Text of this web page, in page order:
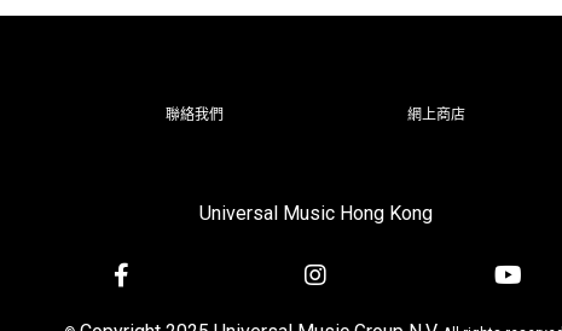
聯絡我們 網上商店
Universal Music Hong Kong